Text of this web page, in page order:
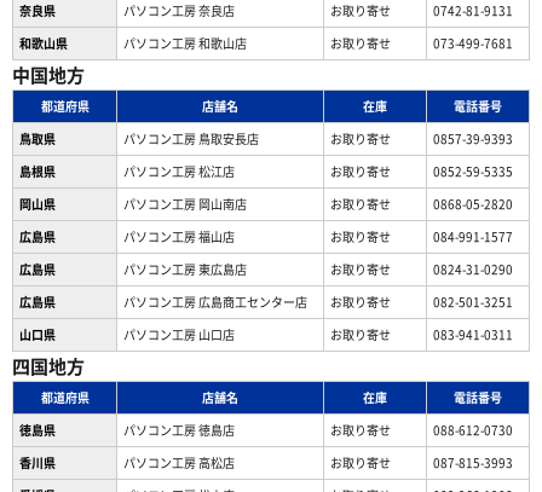
奈良県
パソコン工房 奈良店 お取り寄せ
0742-81-9131
和歌山県
パソコン工房 和歌山店 お取り寄せ 073-499-7681
中国地方
都道府県 店舗名 在庫
電話番号
鳥取県
パソコン工房 鳥取安長店 お取り寄せ
0857-39-9393
島根県
パソコン工房 松江店 お取り寄せ
0852-59-5335
岡山県
パソコン工房 岡山南店 お取り寄せ
0868-05-2820
広島県
パソコン工房 福山店 お取り寄せ
084-991-1577
広島県
パソコン工房 東広島店 お取り寄せ
0824-31-0290
広島県
パソコン工房 広島商工センター店 お取り寄せ
082-501-3251
山口県
パソコン工房 山口店 お取り寄せ 083-941-0311
四国地方
都道府県 店舗名 在庫
電話番号
徳島県
パソコン工房 徳島店 お取り寄せ
088-612-0730
香川県
パソコン工房 高松店 お取り寄せ
087-815-3993